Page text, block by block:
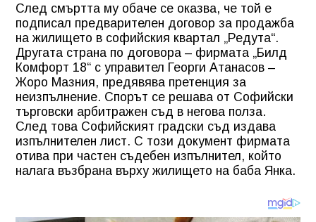
След смъртта му обаче се оказва, че той е
подписал предварителен договор за продажба
на жилището в софийския квартал „Редута“.
Другата страна по договора – фирмата „Билд
Комфорт 18“ с управител Георги Атанасов –
Жоро Мазния, предявява претенция за
неизпълнение. Спорът се решава от Софийски
търговски арбитражен съд в негова полза.
След това Софийският градски съд издава
изпълнителен лист. С този документ фирмата
отива при частен съдебен изпълнител, който
налага възбрана върху жилището на баба Янка.